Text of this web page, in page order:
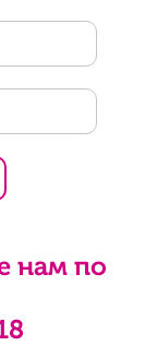
нам по